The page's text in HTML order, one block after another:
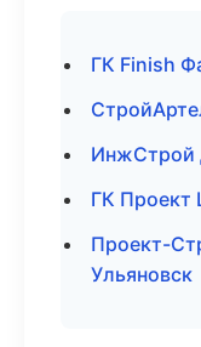
ГК Finish
ИнжСтрой
ГК Проект
Проект-
Ульяновск